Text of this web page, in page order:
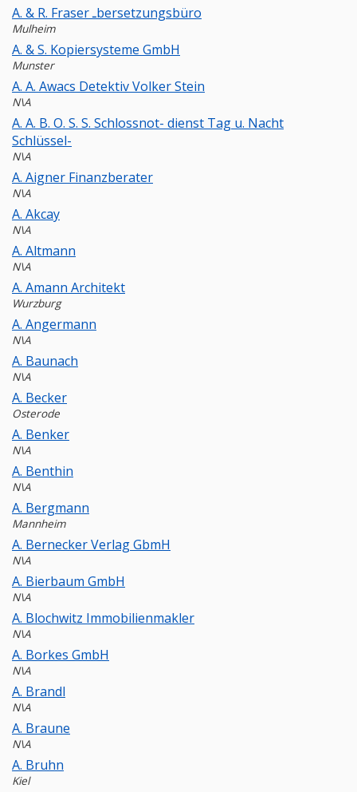
A. & R. Fraser ـbersetzungsbüro
Mulheim
A. & S. Kopiersysteme GmbH
Munster
A. A. Awacs Detektiv Volker Stein
N\A
A. A. B. O. S. S. Schlossnot- dienst Tag u. Nacht
Schlüssel-
N\A
A. Aigner Finanzberater
N\A
A. Akcay
N\A
A. Altmann
N\A
A. Amann Architekt
Wurzburg
A. Angermann
N\A
A. Baunach
N\A
A. Becker
Osterode
A. Benker
N\A
A. Benthin
N\A
A. Bergmann
Mannheim
A. Bernecker Verlag GbmH
N\A
A. Bierbaum GmbH
N\A
A. Blochwitz Immobilienmakler
N\A
A. Borkes GmbH
N\A
A. Brandl
N\A
A. Braune
N\A
A. Bruhn
Kiel